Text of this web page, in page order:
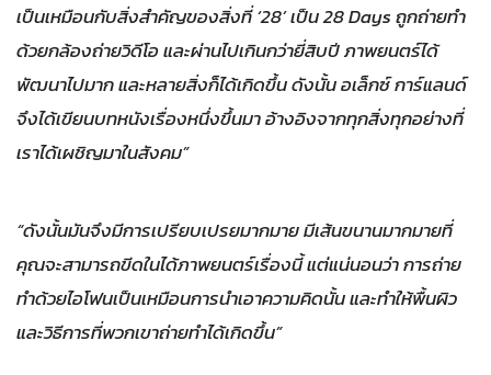
เป็นเหมือนกับสิ่งสำคัญของสิ่งที่ ‘28’ เป็น 28 Days ถูกถ่ายทำ
ด้วยกล้องถ่ายวิดีโอ และผ่านไปเกินกว่ายี่สิบปี ภาพยนตร์ได้
พัฒนาไปมาก และหลายสิ่งก็ได้เกิดขึ้น ดังนั้น อเล็กซ์ การ์แลนด์
จึงได้เขียนบทหนังเรื่องหนึ่งขึ้นมา อ้างอิงจากทุกสิ่งทุกอย่างที่
เราได้เผชิญมาในสังคม”
“ดังนั้นมันจึงมีการเปรียบเปรยมากมาย มีเส้นขนานมากมายที่
คุณจะสามารถขีดในได้ภาพยนตร์เรื่องนี้ แต่แน่นอนว่า การถ่าย
ทำด้วยไอโฟนเป็นเหมือนการนำเอาความคิดนั้น และทำให้พื้นผิว
และวิธีการที่พวกเขาถ่ายทำได้เกิดขึ้น”